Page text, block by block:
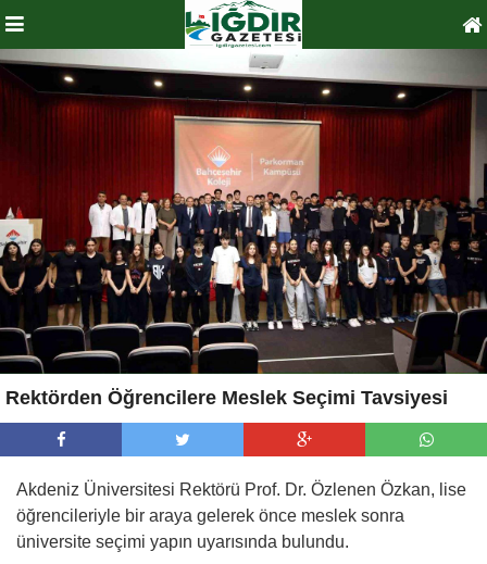
Rektörden Öğrencilere Meslek Seçimi Tavsiyesi
Akdeniz Üniversitesi Rektörü Prof. Dr. Özlenen Özkan, lise
öğrencileriyle bir araya gelerek önce meslek sonra
üniversite seçimi yapın uyarısında bulundu.